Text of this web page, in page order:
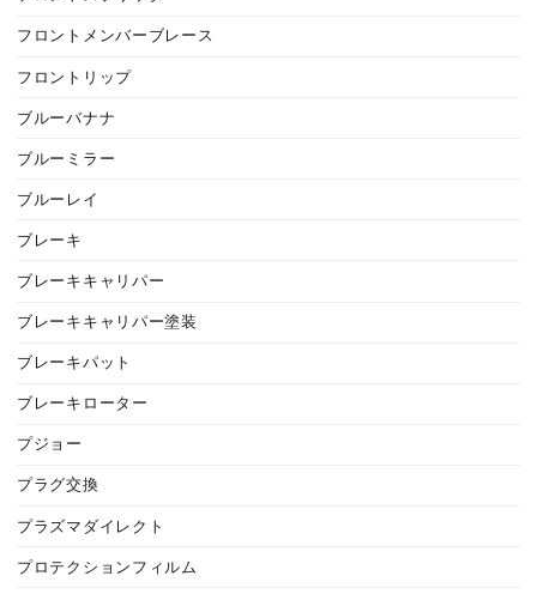
フロントメンバーブレース
フロントリップ
ブルーバナナ
ブルーミラー
ブルーレイ
ブレーキ
ブレーキキャリパー
ブレーキキャリパー塗装
ブレーキパット
ブレーキローター
プジョー
プラグ交換
プラズマダイレクト
プロテクションフィルム